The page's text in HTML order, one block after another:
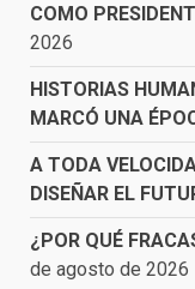
COMO
2026
HISTORIAS
MARCÓ UNA
A TODA
DISEÑAR EL
¿POR QUÉ
de agosto de 2026